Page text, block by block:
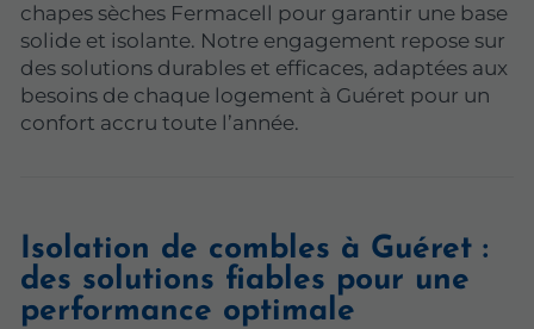
chapes sèches Fermacell pour garantir une base
solide et isolante. Notre engagement repose sur
des solutions durables et efficaces, adaptées aux
besoins de chaque logement à Guéret pour un
confort accru toute l’année.
Isolation de combles à Guéret :
des solutions fiables pour une
performance optimale